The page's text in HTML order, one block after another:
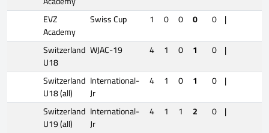
EVZ
Academy
Swiss Cup 1 0 0 0 0 |
Switzerland
U18
WJAC-19 4 1 0 1 0 |
Switzerland
U18 (all)
International-
Jr
4 1 0 1 0 |
Switzerland
U19 (all)
International-
Jr
4 1 1 2 0 |